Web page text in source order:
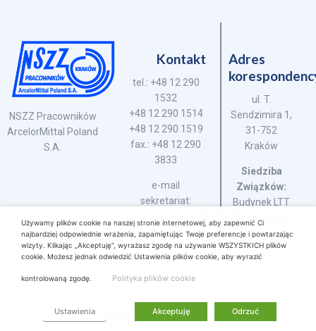
NSZZ Pracowników
ArcelorMittal Poland
S.A.
Kontakt
tel.: +48 12 290
1532
+48 12 290 1514
+48 12 290 1519
fax.: +48 12 290
3833
e-mail
sekretariat:
Adres
ul. T.
Sendzimira 1,
31-752
Kraków
Siedziba
Związków:
Budynek LTT
(brama nr 2)
Copyright © 2023 NSZZ Pracowników AMP S.A.
Używamy plików cookie na naszej stronie internetowej, aby zapewnić Ci
najbardziej odpowiednie wrażenia, zapamiętując Twoje preferencje i powtarzając
wizyty. Klikając „Akceptuję”, wyrażasz zgodę na używanie WSZYSTKICH plików
cookie. Możesz jednak odwiedzić Ustawienia plików cookie, aby wyrazić
kontrolowaną zgodę. Polityka plików cookie
Ustawienia Akceptuję Odrzuć